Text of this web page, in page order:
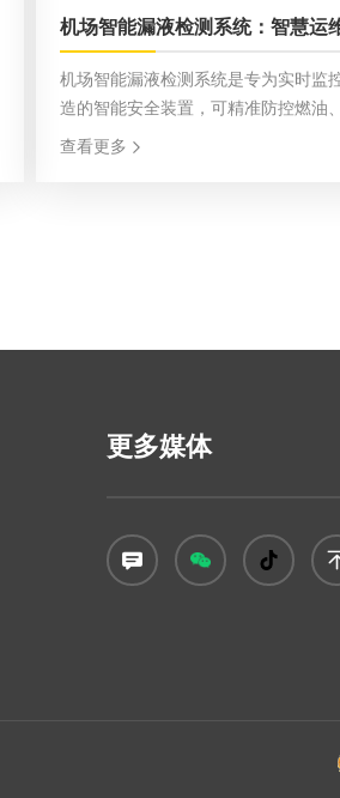
机场智能漏液检测系统：智慧运
机场智能漏液检测系统是专为实时监
造的智能安全装置，可精准防控燃油
污水等泄漏引发的安全隐患、环境污
查看更多
更多媒体